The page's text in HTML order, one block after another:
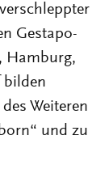
Gestapo-
Hamburg,
bilden
Weiteren
und zu